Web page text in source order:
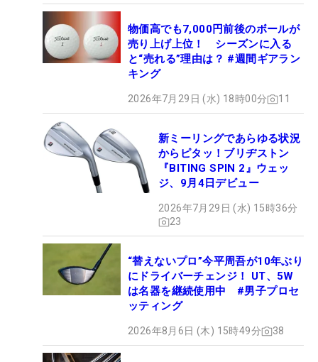
物価高でも7,000円前後のボールが
売り上げ上位！ シーズンに入る
と“売れる”理由は？ #週間ギアラン
キング
2026年7月29日 (水) 18時00分 11
新ミーリングであらゆる状況
からピタッ！ブリヂストン
『BITING SPIN 2』ウェッ
ジ、9月4日デビュー
2026年7月29日 (水) 15時36分
23
“替えないプロ”今平周吾が10年ぶり
にドライバーチェンジ！ UT、5W
は名器を継続使用中 #男子プロセ
ッティング
2026年8月6日 (木) 15時49分 38